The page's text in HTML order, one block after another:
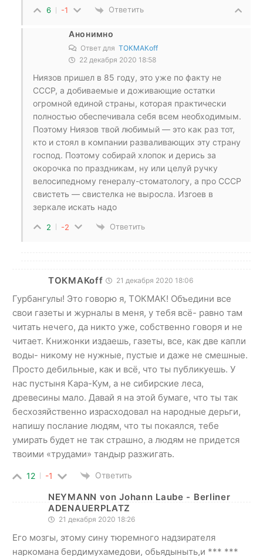
6 -1 Ответить
Анонимно
Ответ для ТОКМАКоff
22 декабря 2020 18:58
Ниязов пришел в 85 году, это уже по факту не
СССР, а добиваемые и доживающие остатки
огромной единой страны, которая практически
полностью обеспечивала себя всем необходимым.
Поэтому Ниязов твой любимый — это как раз тот,
кто и стоял в компании разваливающих эту страну
господ. Поэтому собирай хлопок и дерись за
окорочка по праздникам, ну или целуй ручку
велосипедному генералу-стоматологу, а про СССР
свистеть — свистелка не выросла. Изгоев в
зеркале искать надо
2 -2 Ответить
ТОКМАКоff 21 декабря 2020 18:06
Гурбангулы! Это говорю я, ТОКМАК! Объедини все
свои газеты и журналы в меня, у тебя всё- равно там
читать нечего, да никто уже, собственно говоря и не
читает. Книжонки издаешь, газеты, все, как две капли
воды- никому не нужные, пустые и даже не смешные.
Просто дебильные, как и всё, что ты публикуешь. У
нас пустыня Кара-Кум, а не сибирские леса,
древесины мало. Давай я на этой бумаге, что ты так
бесхозяйственно израсходовал на народные дерьги,
напишу послание людям, что ты покаялся, тебе
умирать будет не так страшно, а людям не придется
твоими «трудами» тандыр разжигать.
12 -1 Ответить
NEYMANN von Johann Laube - Berliner
ADENAUERPLATZ
21 декабря 2020 18:26
Его мозгы, этому сину тюремного надзирателя
наркомана бердимухамедови, обьядыныть,и *** ***